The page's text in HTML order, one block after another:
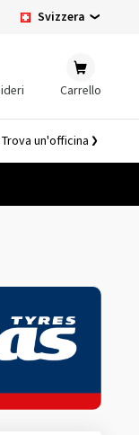
Svizzera
Carrello
Trova un'officina